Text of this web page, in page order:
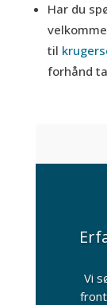
Har du
til
forhånd
Vi